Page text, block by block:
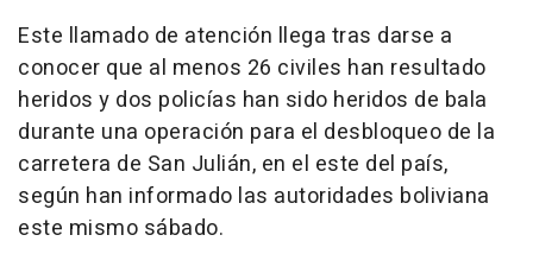
Este llamado de atención llega tras darse a
conocer que al menos 26 civiles han resultado
heridos y dos policías han sido heridos de bala
durante una operación para el desbloqueo de la
carretera de San Julián, en el este del país,
según han informado las autoridades boliviana
este mismo sábado.